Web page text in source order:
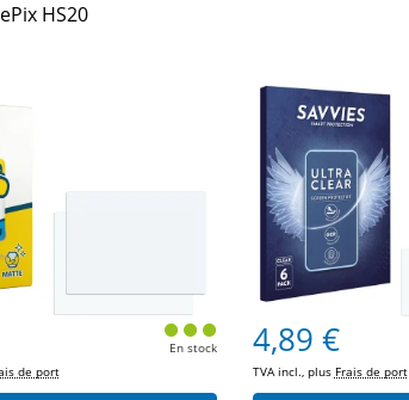
HS20
de port
En stock 4,89 €
TVA incl., plus Frais de port